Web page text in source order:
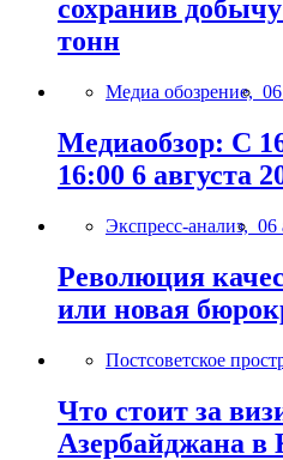
сохранив
тонн
Медиа обозрение,
Медиаобзор: С
16:00 6 августа
Экспресс-анализ, 06
Революция
или новая
Постсоветское
Что стоит за
Азербайджана в